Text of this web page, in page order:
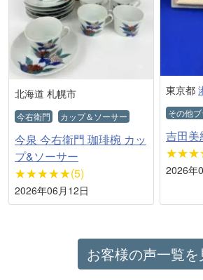
北海道 札幌市
今右衛門 カップ＆ソーサー
今泉 今右衛門 珈琲椀 カッ
プ&ソーサー
★★★★★(5)
2026年06月12日
東京都
その他
吉田美
2026年
お客様の声一覧を